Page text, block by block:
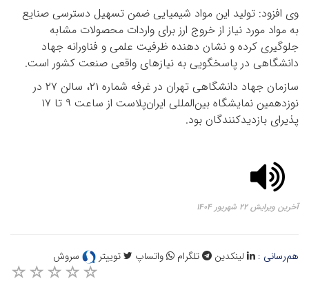
وی افزود: تولید این مواد شیمیایی ضمن تسهیل دسترسی صنایع
به مواد مورد نیاز از خروج ارز برای واردات محصولات مشابه
جلوگیری کرده و نشان دهنده ظرفیت علمی و فناورانه جهاد
دانشگاهی در پاسخگویی به نیازهای واقعی صنعت کشور است.
سازمان جهاد دانشگاهی تهران در غرفه شماره ۲۱، سالن ۲۷ در
نوزدهمین نمایشگاه بین‌المللی ایران‌پلاست از ساعت ۹ تا ۱۷
پذیرای بازدیدکنندگان بود.
آخرین ویرایش ۲۲ شهریور ۱۴۰۴
هم‌رسانی : لینکدین تلگرام واتساپ توییتر سروش